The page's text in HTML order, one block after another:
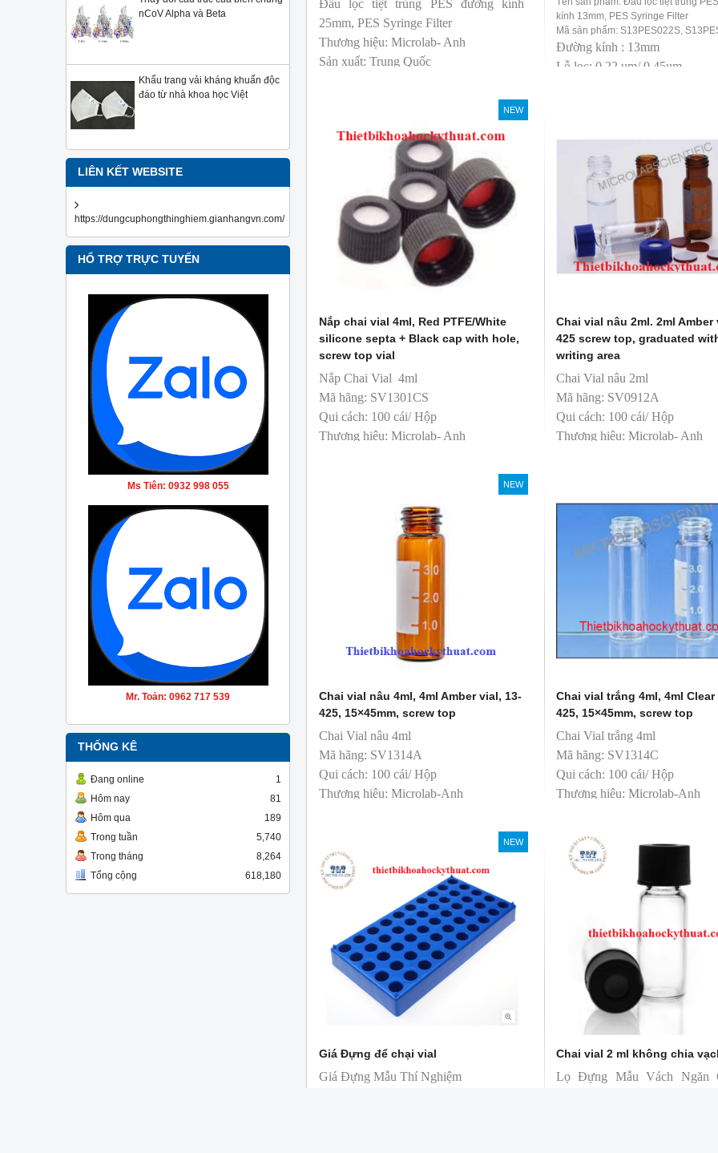
nCoV Alpha và Beta
Khẩu trang vải kháng khuẩn độc
đáo từ nhà khoa học Việt
LIÊN KẾT WEBSITE
https://dungcuphongthinghiem.gianhangvn.com/
HỔ TRỢ TRỰC TUYẾN
Ms Tiên: 0932 998 055
Mr. Toản: 0962 717 539
THỐNG KÊ
Đang online
1
Hôm nay
81
Hôm qua
189
Trong tuần
5,740
Trong tháng
8,264
Tổng cộng
618,180
Đầu lọc tiệt trùng PES đường kính
25mm, PES Syringe Filter
Thương hiệu: Microlab- Anh
Sản xuất: Trung Quốc
kính 13mm, PES Syringe Filter
Mã sản phẩm: S13PES022S,
Đường kính : 13mm
Lỗ lọc: 0.22 um/ 0.45um
NEW
Nắp chai vial 4ml, Red PTFE/White
silicone septa + Black cap with hole,
screw top vial
Nắp Chai Vial 4ml
Mã hãng: SV1301CS
Qui cách: 100 cái/ Hộp
Thương hiệu: Microlab- Anh
Chai vial nâu 2ml. 2ml Amber
425 screw top, graduated
writing area
Chai Vial nâu 2ml
Mã hãng: SV0912A
Qui cách: 100 cái/ Hộp
Thương hiệu: Microlab- Anh
NEW
Chai vial nâu 4ml, 4ml Amber vial, 13-
425, 15×45mm, screw top
Chai Vial nâu 4ml
Mã hãng: SV1314A
Qui cách: 100 cái/ Hộp
Thương hiệu: Microlab-Anh
Chai vial trắng 4ml, 4ml Clear
425, 15×45mm, screw top
Chai Vial trắng 4ml
Mã hãng: SV1314C
Qui cách: 100 cái/ Hộp
Thương hiệu: Microlab-Anh
NEW
Giá Đựng để chại vial
Giá Đựng Mẫu Thí Nghiệm
Chai vial 2 ml không chia
Lọ Đựng Mẫu Vách Ngăn